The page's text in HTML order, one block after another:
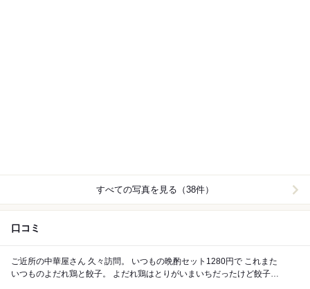
すべての写真を見る（38件）
口コミ
ご近所の中華屋さん 久々訪問。 いつもの晩酌セット1280円で これまた
いつものよだれ鶏と餃子。 よだれ鶏はとりがいまいちだったけど餃子は